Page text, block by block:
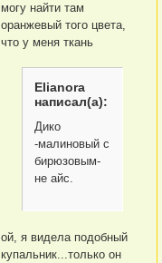
могу найти там
оранжевый того цвета,
что у меня ткань
Elianora
написал(а):
Дико
-малиновый с
бирюзовым-
не айс.
ой, я видела подобный
купальник...только он